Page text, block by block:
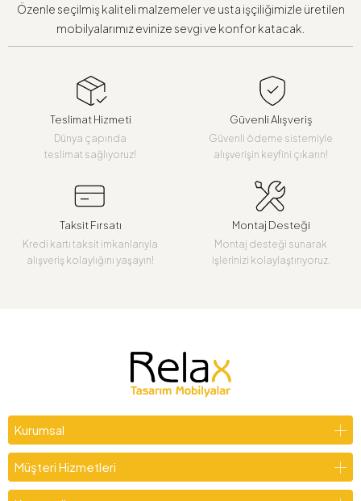
Özenle seçilmiş kaliteli malzemeler ve usta işçiliğimizle üretilen
mobilyalarımız evinize sevgi ve konfor katacak.
Teslimat Hizmeti
Dünya çapında
teslimat sağlıyoruz!
Güvenli Alışveriş
Güvenli ödeme sistemiyle
alışverişin keyfini çıkarın!
Taksit Fırsatı
Kredi kartı taksit imkanlarıyla
alışveriş kolaylığını yaşayın!
Montaj Desteği
Montaj desteği sunarak
işlerinizi kolaylaştırıyoruz.
Kurumsal
Müşteri Hizmetleri